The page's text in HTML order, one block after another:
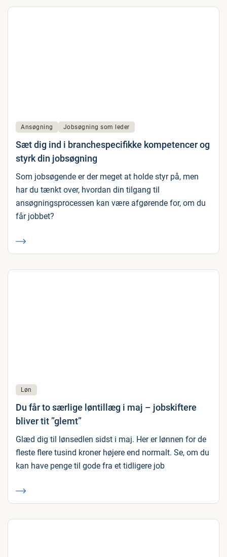
Ansøgning Jobsøgning som leder
Sæt dig ind i branchespecifikke kompetencer og
styrk din jobsøgning
Som jobsøgende er der meget at holde styr på, men
har du tænkt over, hvordan din tilgang til
ansøgningsprocessen kan være afgørende for, om du
får jobbet?
Løn
Du får to særlige løntillæg i maj – jobskiftere
bliver tit ”glemt”
Glæd dig til lønsedlen sidst i maj. Her er lønnen for de
fleste flere tusind kroner højere end normalt. Se, om du
kan have penge til gode fra et tidligere job